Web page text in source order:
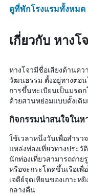
ดูที่พักโรงแรมทั้งหมด
เกี่ยวกับ หางโ
หางโจวมีชื่อเสียงด้านค
วัฒนธรรม ตั้งอยู่ทางตอ
การขึ้นทะเบียนเป็นมรด
ด้วยสวนหย่อมแบบดั้งเดิ
กิจกรรมน่าสนใจในห
ใช้เวลาหนึ่งวันเพื่อสำร
แหล่งท่องเที่ยวทางประ
นักท่องเที่ยวสามารถถ่าย
หรือจะกระโดดขึ้นเรือเพื่
เจดีย์จุดเทียนของเกาะห
กลางคืน